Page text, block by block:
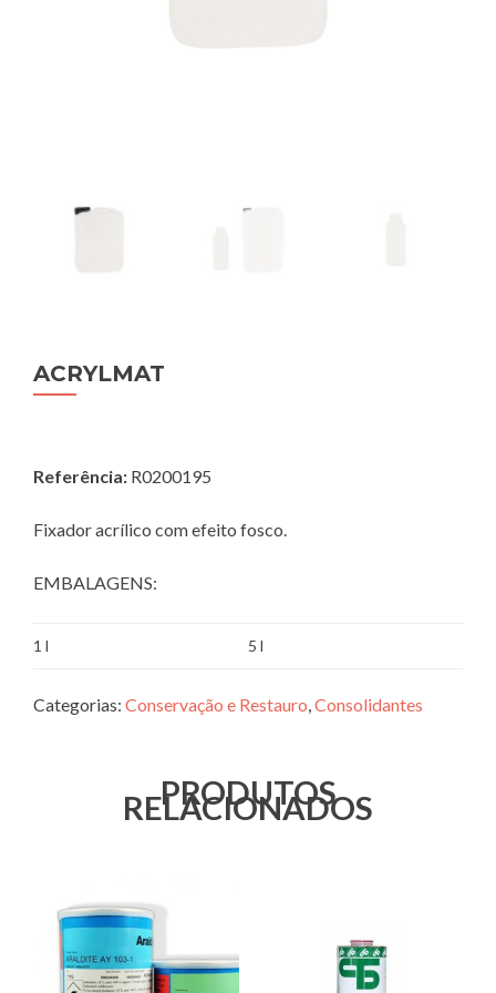
ACRYLMAT
Referência: R0200195
Fixador acrílico com efeito fosco.
EMBALAGENS:
1 l 5 l
Categorias: Conservação e Restauro,Consolidantes
PRODUTOS
RELACIONADOS